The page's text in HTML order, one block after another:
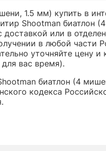
1.5 мм) купить в
Shootman
доставкой или в
в любой части
уточняйте цену
вас время).
биатлон (4
кодекса